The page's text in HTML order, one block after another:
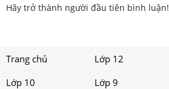
Hãy trở thành người đầu tiên bình luận!
Trang chủ Lớp 12
Lớp 10
Lớp 9